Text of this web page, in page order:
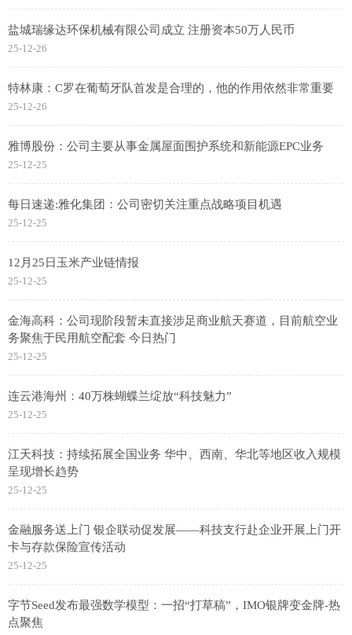
盐城瑞缘达环保机械有限公司成立 注册资本50万人民币
25-12-26
特林康：C罗在葡萄牙队首发是合理的，他的作用依然非常重要
25-12-26
雅博股份：公司主要从事金属屋面围护系统和新能源EPC业务
25-12-25
每日速递:雅化集团：公司密切关注重点战略项目机遇
25-12-25
12月25日玉米产业链情报
25-12-25
金海高科：公司现阶段暂未直接涉足商业航天赛道，目前航空业
务聚焦于民用航空配套 今日热门
25-12-25
连云港海州：40万株蝴蝶兰绽放“科技魅力”
25-12-25
江天科技：持续拓展全国业务 华中、西南、华北等地区收入规模
呈现增长趋势
25-12-25
金融服务送上门 银企联动促发展——科技支行赴企业开展上门开
卡与存款保险宣传活动
25-12-25
字节Seed发布最强数学模型：一招“打草稿”，IMO银牌变金牌-热
点聚焦